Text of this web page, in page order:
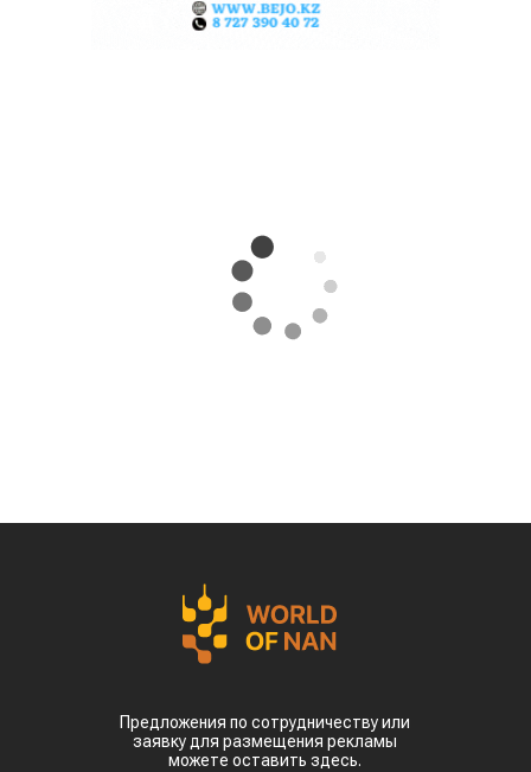
Предложения по сотрудничеству или
заявку для размещения рекламы
можете оставить здесь.